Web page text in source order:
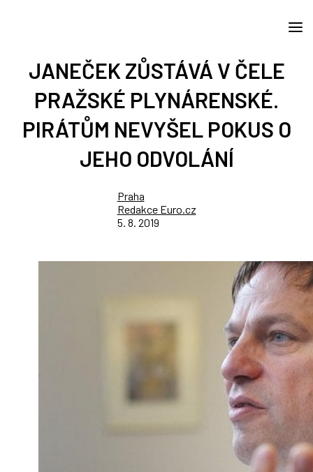
JANEČEK ZŮSTÁVÁ V ČELE
PRAŽSKÉ PLYNÁRENSKÉ.
PIRÁTŮM NEVYŠEL POKUS O
JEHO ODVOLÁNÍ
Praha
Redakce Euro.cz
5. 8. 2019